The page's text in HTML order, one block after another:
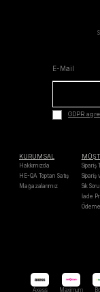
GDPR
KURUMSAL
Hakkımızda
HE-QA Toptan Satış
Mağazalarımız
Sipariş
Sipariş
Sık
İade
Axess Maximum